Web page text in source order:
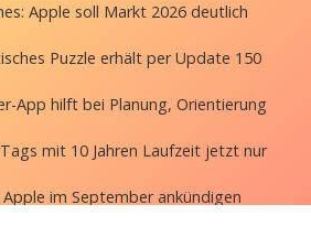
Apple soll Markt 2026 deutlich
Puzzle erhält per Update 150
App hilft bei Planung, Orientierung
mit 10 Jahren Laufzeit jetzt nur
im September ankündigen